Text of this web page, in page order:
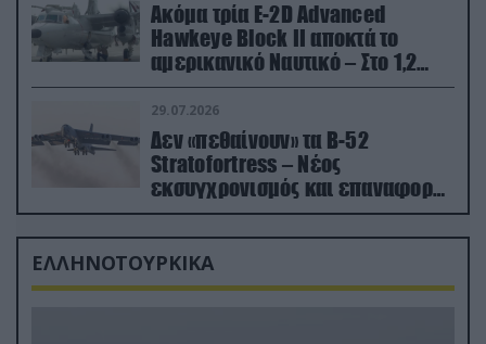
Ακόμα τρία E-2D Advanced
Hawkeye Block II αποκτά το
αμερικανικό Ναυτικό – Στο 1,2
δισ.δολάρια το κόστος
29.07.2026
Δεν «πεθαίνουν» τα Β-52
Stratofortress – Νέος
εκσυγχρονισμός και επαναφορά
από τα «νεκροταφεία»
ΕΛΛΗΝΟΤΟΥΡΚΙΚΑ